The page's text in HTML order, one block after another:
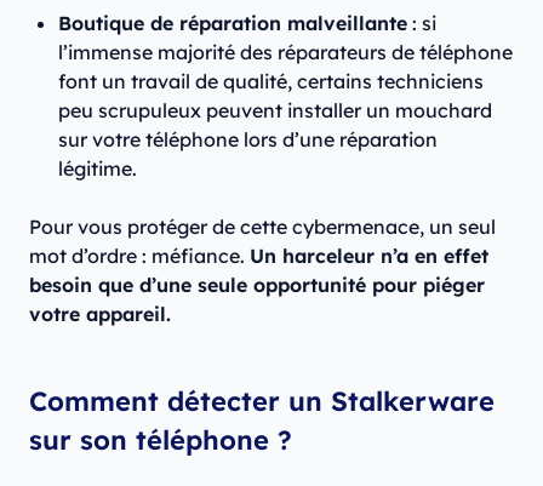
Boutique de réparation malveillante : si
l’immense majorité des réparateurs de téléphone
font un travail de qualité, certains techniciens
peu scrupuleux peuvent installer un mouchard
sur votre téléphone lors d’une réparation
légitime.
Pour vous protéger de cette cybermenace, un seul
mot d’ordre : méfiance. Un harceleur n’a en effet
besoin que d’une seule opportunité pour piéger
votre appareil.
Comment détecter un Stalkerware
sur son téléphone ?